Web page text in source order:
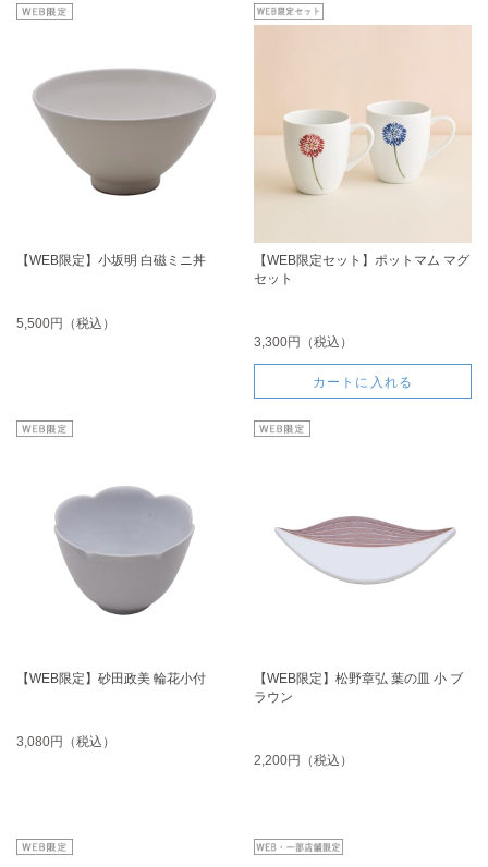
【WEB限定】小坂明 白磁ミニ丼
5,500円（税込）
【WEB限定セット】ポットマム マグ
セット
3,300円（税込）
カートに入れる
【WEB限定】砂田政美 輪花小付
3,080円（税込）
【WEB限定】松野章弘 葉の皿 小 ブ
ラウン
2,200円（税込）